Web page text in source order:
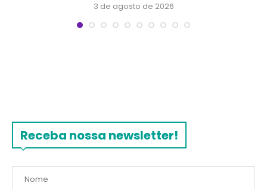
3 de agosto de 2026
Receba nossa newsletter!